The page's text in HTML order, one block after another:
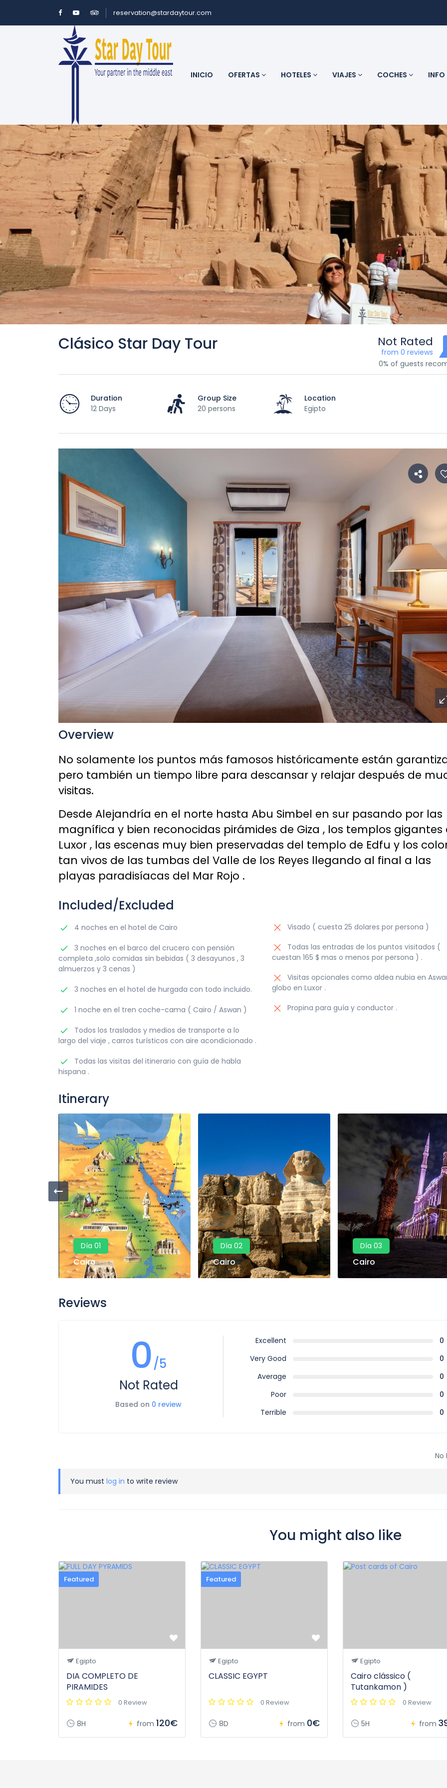
reservation@stardaytour.com
INICIO OFERTAS HOTELES VIAJES COCHES INFO
Clásico Star Day Tour Not Rated
from 0 reviews
0% of guests
Duration
12 Days
Group Size
20 persons
Location
Egipto
Overview
No solamente los puntos más famosos históricamente están
pero también un tiempo libre para descansar y relajar después de
visitas.
Desde Alejandría en el norte hasta Abu Simbel en sur pasando por las
magnífica y bien reconocidas pirámides de Giza , los templos gigantes
Luxor , las escenas muy bien preservadas del templo de Edfu y los
tan vivos de las tumbas del Valle de los Reyes llegando al final a las
playas paradisíacas del Mar Rojo .
Included/Excluded
4 noches en el hotel de Cairo
3 noches en el barco del crucero con pensión
completa ,solo comidas sin bebidas ( 3 desayunos , 3
almuerzos y 3 cenas )
3 noches en el hotel de hurgada con todo incluido.
1 noche en el tren coche-cama ( Cairo / Aswan )
Todos los traslados y medios de transporte a lo
largo del viaje , carros turísticos con aire acondicionado .
Todas las visitas del itinerario con guía de habla
hispana .
Visado ( cuesta 25 dolares por persona )
Todas las entradas de los puntos visitados (
cuestan 165 $ mas o menos por persona ) .
Visitas opcionales como aldea nubia en
globo en Luxor .
Propina para guía y conductor .
Itinerary
Día 01
Cairo
Día 02
Cairo
Día 03
Cairo
Reviews
0/5
Not Rated
Based on 0 review
Excellent
0
Very Good
0
Average
0
Poor
0
Terrible
0
No
You must log in to write review
You might also like
Featured
Egipto
DIA COMPLETO DE
PIRAMIDES
0 Review
8H from 120€
Featured
Egipto
CLASSIC EGYPT
0 Review
8D from 0€
Egipto
Cairo clássico (
Tutankamon )
0 Review
5H from